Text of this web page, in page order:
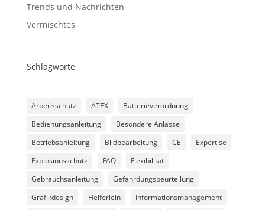
Trends und Nachrichten
Vermischtes
Schlagworte
Arbeitsschutz ATEX
Batterieverordnung
Bedienungsanleitung
Besondere Anlässe
Betriebsanleitung
Bildbearbeitung CE
Expertise
Explosionsschutz
FAQ
Flexibilität
Gebrauchsanleitung
Gefährdungsbeurteilung
Grafikdesign
Helferlein
Informationsmanagement